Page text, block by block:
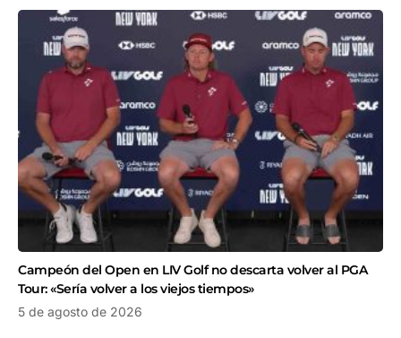
Campeón del Open en LIV Golf no descarta volver al PGA
Tour: «Sería volver a los viejos tiempos»
5 de agosto de 2026